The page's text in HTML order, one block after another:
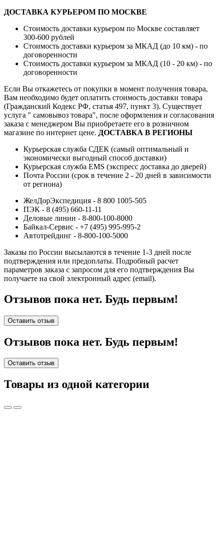
ДОСТАВКА КУРЬЕРОМ ПО МОСКВЕ
Стоимость доставки курьером по Москве составляет
300-600 рублей
Стоимость доставки курьером за МКАД (до 10 км) - по
договоренности
Стоимость доставки курьером за МКАД (10 - 20 км) - по
договоренности
Если Вы откажетесь от покупки в момент получения товара,
Вам необходимо будет оплатить стоимость доставки товара
(Гражданский Кодекс РФ, статья 497, пункт 3). Существует
услуга " самовывоз товара", после оформления и согласования
заказа с менеджером Вы приобретаете его в розничном
магазине по интернет цене. ДОСТАВКА В РЕГИОНЫ
Курьерская служба СДЕК (самый оптимальный и
экономически выгодный способ доставки)
Курьерская служба EMS (экспресс доставка до дверей)
Почта России (срок в течение 2 - 20 дней в зависимости
от региона)
ЖелДорЭкспедиция - 8 800 1005-505
ПЭК - 8 (495) 660-11-11
Деловые линии - 8-800-100-8000
Байкал-Сервис - +7 (495) 995-995-2
Автотрейдинг - 8-800-100-5000
Заказы по России высылаются в течение 1-3 дней после
подтверждения или предоплаты. Подробный расчет
параметров заказа с запросом для его подтверждения Вы
получаете на свой электронный адрес (email).
Отзывов пока нет. Будь первым!
Оставить отзыв
Отзывов пока нет. Будь первым!
Оставить отзыв
Товары из одной категории